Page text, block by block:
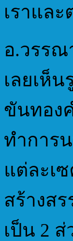
เราแล
อ.วรรณ
เลยเห็
ขันทอง
ทำการ
แต่ละเ
สร้างส
เป็น 2